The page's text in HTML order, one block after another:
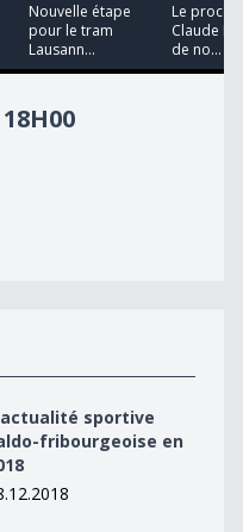
Nouvelle étape
pour le tram
Lausann...
Le procès
Claude D.
de no...
fribourgeoise en 2018
sportive
fribourgeoise en